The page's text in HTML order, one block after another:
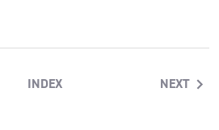
INDEX NEXT